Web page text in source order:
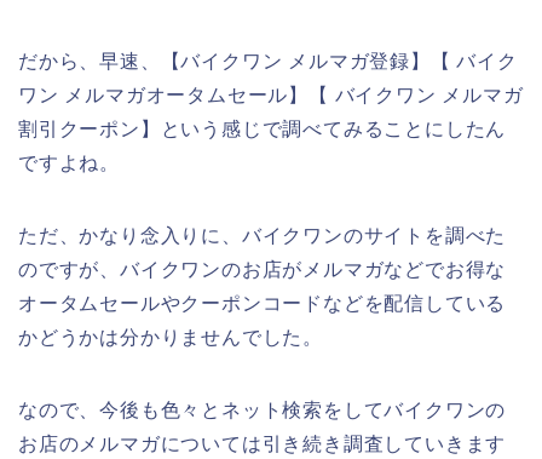
だから、早速、【バイクワン メルマガ登録】【 バイク
ワン メルマガオータムセール】【 バイクワン メルマガ
割引クーポン】という感じで調べてみることにしたん
ですよね。
ただ、かなり念入りに、バイクワンのサイトを調べた
のですが、バイクワンのお店がメルマガなどでお得な
オータムセールやクーポンコードなどを配信している
かどうかは分かりませんでした。
なので、今後も色々とネット検索をしてバイクワンの
お店のメルマガについては引き続き調査していきます